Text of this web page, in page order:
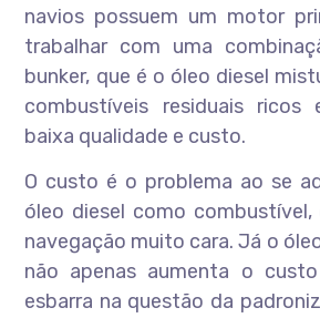
navios possuem um motor
trabalhar com uma
bunker, que é o óleo diesel
combustíveis residuais ricos
baixa qualidade e custo.
O custo é o problema ao se
óleo diesel como
navegação muito cara. Já o
não apenas aumenta o
esbarra na questão da